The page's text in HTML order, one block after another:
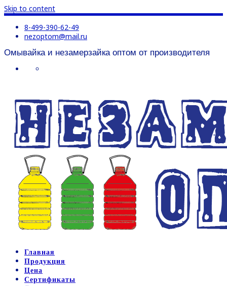
Skip to content
8-499-390-62-49
nezoptom@mail.ru
Омывайка и незамерзайка оптом от производителя
Главная
Продукция
Цена
Сертификаты